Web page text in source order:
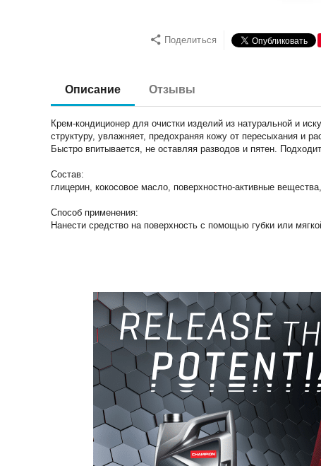
Поделиться
Описание Отзывы
Крем-кондиционер для очистки изделий из натуральной и
структуру, увлажняет, предохраняя кожу от пересыхания и
Быстро впитывается, не оставляя разводов и пятен.
Состав:
глицерин, кокосовое масло, поверхностно-активные
Способ применения:
Нанести средство на поверхность с помощью губки или